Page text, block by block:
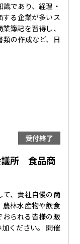
であり、経理・
る企業が多いス
簿記を習得し、
の作成など、日
受付終了
議所 食品商
て、貴社自慢の商
林水産物や飲食
おられる皆様の販
ください。 開催